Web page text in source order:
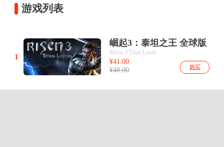
游戏列表
1
崛起3：泰坦之王 全球版
key
Risen 3 Titan Lords
¥41.00
¥48.00
购买